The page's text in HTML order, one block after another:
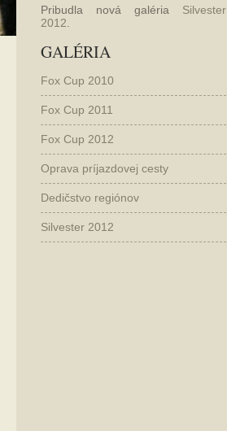
Pribudla nová galéria Silvester
2012
GALÉRIA
Fox Cup 2010
Fox Cup 2011
Fox Cup 2012
Oprava príjazdovej cesty
Dedičstvo regiónov
Silvester 2012